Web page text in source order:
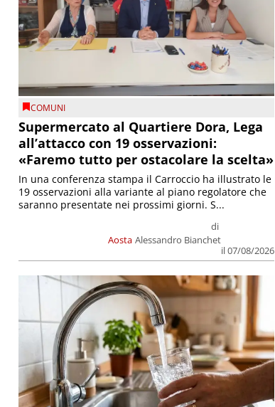
COMUNI
Supermercato al Quartiere Dora, Lega
all’attacco con 19 osservazioni:
«Faremo tutto per ostacolare la scelta»
Aosta
di
Alessandro Bianchet
il 07/08/2026
In una conferenza stampa il Carroccio ha illustrato le
19 osservazioni alla variante al piano regolatore che
saranno presentate nei prossimi giorni. S...